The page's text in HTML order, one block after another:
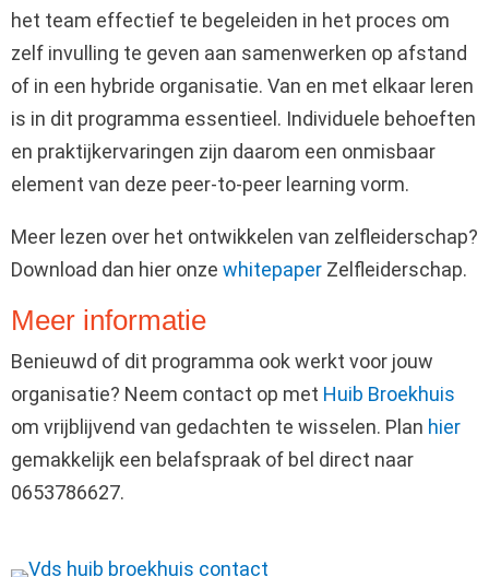
het team effectief te begeleiden in het proces om
zelf invulling te geven aan samenwerken op afstand
of in een hybride organisatie. Van en met elkaar leren
is in dit programma essentieel. Individuele behoeften
en praktijkervaringen zijn daarom een onmisbaar
element van deze peer-to-peer learning vorm.
Meer lezen over het ontwikkelen van zelfleiderschap?
Download dan hier onze whitepaper Zelfleiderschap.
Meer informatie
Benieuwd of dit programma ook werkt voor jouw
organisatie? Neem contact op met Huib Broekhuis
om vrijblijvend van gedachten te wisselen. Plan hier
gemakkelijk een belafspraak of bel direct naar
0653786627.